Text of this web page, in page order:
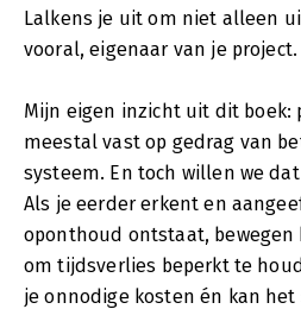
Lalkens je uit om niet alleen
vooral, eigenaar van je project.
Mijn eigen inzicht uit dit boek:
meestal vast op gedrag van
systeem. En toch willen we
Als je eerder erkent en
oponthoud ontstaat, bewegen
om tijdsverlies beperkt te
je onnodige kosten én kan